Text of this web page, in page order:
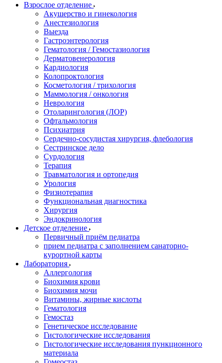
Взрослое отделение
Акушерство и гинекология
Анестезиология
Выезда
Гастроэнтерология
Гематология / Гемостазиология
Дерматовенерология
Кардиология
Колопроктология
Косметология / трихология
Маммология / онкология
Неврология
Отоларингология (ЛОР)
Офтальмология
Психиатрия
Сердечно-сосудистая хирургия, флебология
Сестринское дело
Сурдология
Терапия
Травматология и ортопедия
Урология
Физиотерапия
Функциональная диагностика
Хирургия
Эндокринология
Детское отделение
Первичный приём педиатра
прием педиатра с заполнением санаторно-
курортной карты
Лаборатория
Аллергология
Биохимия крови
Биохимия мочи
Витамины, жирные кислоты
Гематология
Гемостаз
Генетическое исследование
Гистологические исследования
Гистологические исследования пункционного
материала